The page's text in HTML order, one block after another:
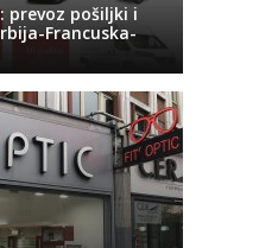
prevoz pošiljki i
Francuska-